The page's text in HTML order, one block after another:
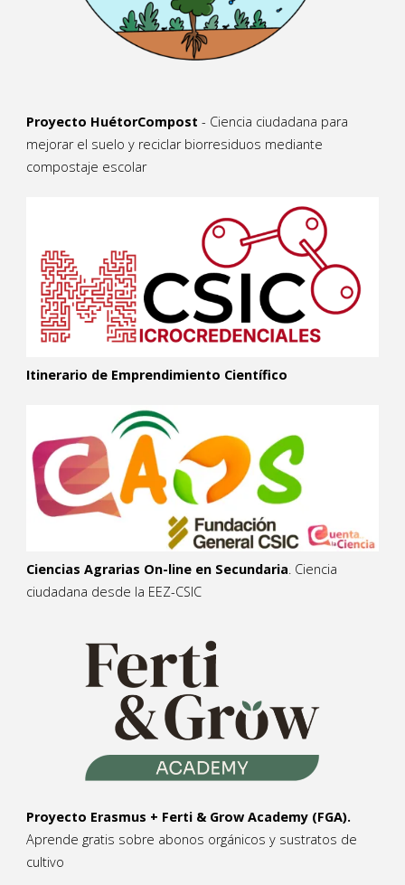
Proyecto HuétorCompost - Ciencia ciudadana para
mejorar el suelo y reciclar biorresiduos mediante
compostaje escolar
Itinerario de Emprendimiento Científico
Ciencias Agrarias On-line en Secundaria. Ciencia
ciudadana desde la EEZ-CSIC
Proyecto Erasmus + Ferti & Grow Academy (FGA).
Aprende gratis sobre abonos orgánicos y sustratos de
cultivo